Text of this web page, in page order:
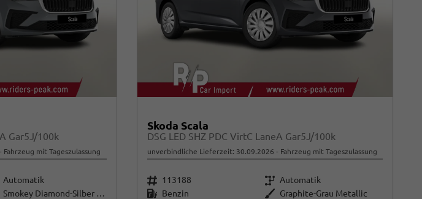
Gar5J/100k
Fahrzeug mit Tageszulassung
Automatik
Smokey Diamond-Silber Metallic
Skoda Scala
DSG LED SHZ PDC VirtC LaneA Gar5J/100k
unverbindliche Lieferzeit: 30.09.2026 Fahrzeug mit Tageszulassung
Fahrzeugnr. 113188 Getriebe Automatik
Kraftstoff Benzin Außenfarbe Graphite-Grau Metallic